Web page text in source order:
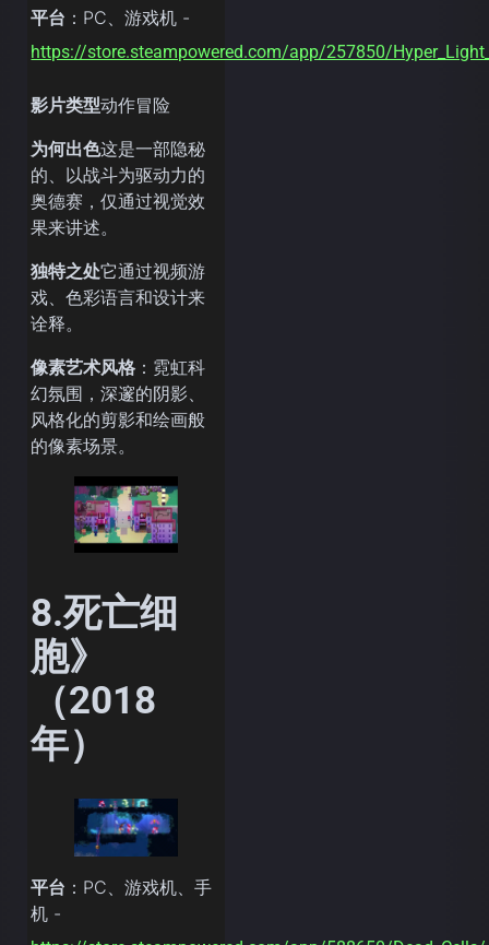
平台 ：PC、游戏机 -
https://store.steampowered.com/app/257850/
影片类型动作冒险
为何出色这是一部隐秘
的、以战斗为驱动力的
奥德赛，仅通过视觉效
果来讲述。
独特之处它通过视频游
戏、色彩语言和设计来
诠释。
像素艺术风格 ：霓虹科
幻氛围，深邃的阴影、
风格化的剪影和绘画般
的像素场景。
8.死亡细
胞》
（2018
年）
平台 ：PC、游戏机、手
机 -